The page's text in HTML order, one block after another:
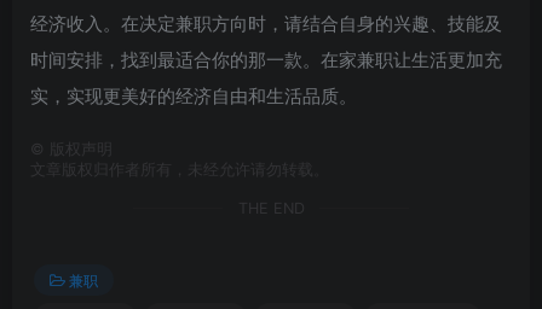
经济收入。在决定兼职方向时，请结合自身的兴趣、技能及
时间安排，找到最适合你的那一款。在家兼职让生活更加充
实，实现更美好的经济自由和生活品质。
©
版权声明
文章版权归作者所有，未经允许请勿转载。
THE END
兼职